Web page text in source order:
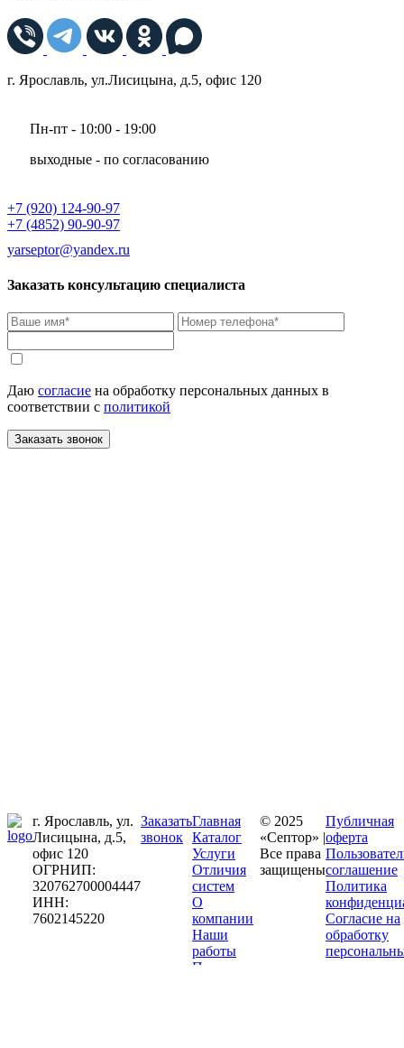
г. Ярославль, ул.Лисицына, д.5, офис 120
Пн-пт - 10:00 - 19:00
выходные - по согласованию
+7 (920) 124-90-97
+7 (4852) 90-90-97
yarseptor@yandex.ru
Заказать консультацию специалиста
Даю согласие на обработку персональных данных в
соответствии с политикой
Заказать звонок
г. Ярославль, ул.
Лисицына, д.5,
офис 120
ОГРНИП:
320762700004447
ИНН:
7602145220
Заказать
звонок
Главная
Каталог
Услуги
Отличия
систем
О
компании
Наши
работы
Партнерам
© 2025
«Септор» |
Все права
защищены
Публичная
оферта
соглашение
Политика
Согласие на
обработку